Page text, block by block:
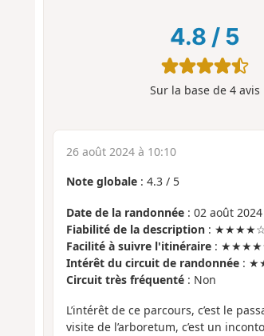
4.8 / 5
Sur la base de 4avis
26 août 2024 à 10:10
Note globale: 4.3/ 5
Date de la randonnée: 02 août 2024
Fiabilité de la description: ★★★★☆
Facilité à suivre l'itinéraire: ★★★★★
Intérêt du circuit de randonnée:
Circuit très fréquenté: Non
L’intérêt de ce parcours, c’est le
visite de l’arboretum, c’est un